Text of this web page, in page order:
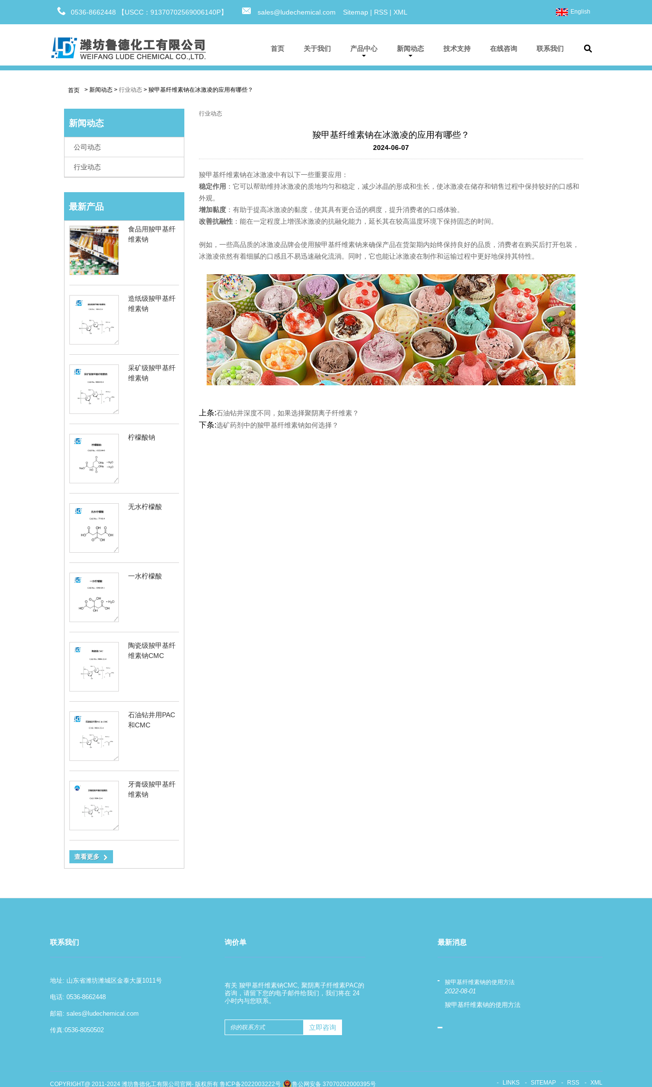
English
0536-8662448 【USCC：91370702569006140P】 sales@ludechemical.com Sitemap| RSS| XML
首页 关于我们 产品中心 新闻动态 技术支持 在线咨询 联系我们
首页 > 新闻动态 > 行业动态 > 羧甲基纤维素钠在冰激凌的应用有哪些？
新闻动态
公司动态
行业动态
最新产品
食品用羧甲基纤
维素钠
造纸级羧甲基纤
维素钠
采矿级羧甲基纤
维素钠
柠檬酸钠
无水柠檬酸
一水柠檬酸
陶瓷级羧甲基纤
维素钠CMC
石油钻井用PAC
和CMC
牙膏级羧甲基纤
维素钠
查看更多
行业动态
羧甲基纤维素钠在冰激凌的应用有哪些？
2024-06-07
羧甲基纤维素钠在冰激凌中有以下一些重要应用：
稳定作用 ：它可以帮助维持冰激凌的质地均匀和稳定，减少冰晶的形成和生长，使冰激凌在储存和销售过程中保持较好的口感和
外观。
增加黏度：有助于提高冰激凌的黏度，使其具有更合适的稠度，提升消费者的口感体验。
改善抗融性：能在一定程度上增强冰激凌的抗融化能力，延长其在较高温度环境下保持固态的时间。
例如，一些高品质的冰激凌品牌会使用羧甲基纤维素钠来确保产品在货架期内始终保持良好的品质，消费者在购买后打开包装，
冰激凌依然有着细腻的口感且不易迅速融化流淌。同时，它也能让冰激凌在制作和运输过程中更好地保持其特性。
上条:石油钻井深度不同，如果选择聚阴离子纤维素？
下条:选矿药剂中的羧甲基纤维素钠如何选择？
联系我们
地址: 山东省潍坊潍城区金泰大厦1011号
电话: 0536-8662448
邮箱: sales@ludechemical.com
传真:0536-8050502
询价单
有关 羧甲基纤维素钠CMC, 聚阴离子纤维素PAC的
咨询，请留下您的电子邮件给我们，我们将在 24
小时内与您联系。
最新消息
羧甲基纤维素钠的使用方法
2022-08-01
羧甲基纤维素钠的使用方法
2022-08-01
羧甲基纤维素钠的使用方法
COPYRIGHT@ 2011-2024 潍坊鲁德化工有限公司官网- 版权所有 鲁ICP备2022003222号 鲁公网安备 37070202000395号 LINKS SITEMAP RSS XML